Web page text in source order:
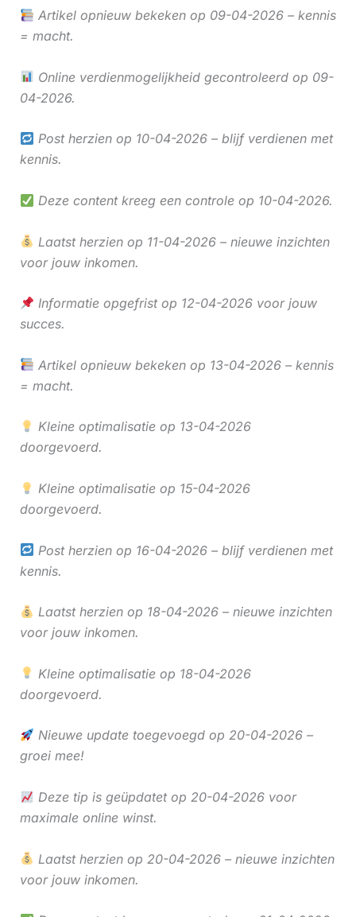
Artikel opnieuw bekeken op 09-04-2026 – kennis
= macht.
Online verdienmogelijkheid gecontroleerd op 09-
04-2026.
Post herzien op 10-04-2026 – blijf verdienen met
kennis.
Deze content kreeg een controle op 10-04-2026.
Laatst herzien op 11-04-2026 – nieuwe inzichten
voor jouw inkomen.
Informatie opgefrist op 12-04-2026 voor jouw
succes.
Artikel opnieuw bekeken op 13-04-2026 – kennis
= macht.
Kleine optimalisatie op 13-04-2026
doorgevoerd.
Kleine optimalisatie op 15-04-2026
doorgevoerd.
Post herzien op 16-04-2026 – blijf verdienen met
kennis.
Laatst herzien op 18-04-2026 – nieuwe inzichten
voor jouw inkomen.
Kleine optimalisatie op 18-04-2026
doorgevoerd.
Nieuwe update toegevoegd op 20-04-2026 –
groei mee!
Deze tip is geüpdatet op 20-04-2026 voor
maximale online winst.
Laatst herzien op 20-04-2026 – nieuwe inzichten
voor jouw inkomen.